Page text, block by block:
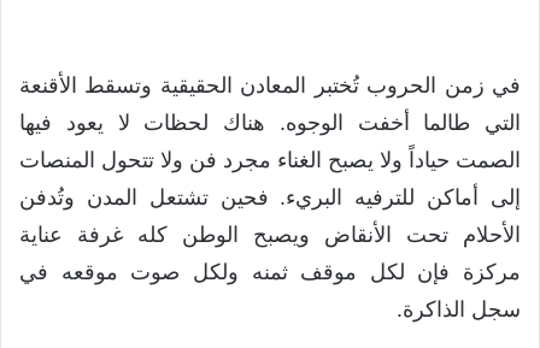
في زمن الحروب تُختبر المعادن الحقيقية وتسقط الأقنعة
التي طالما أخفت الوجوه. هناك لحظات لا يعود فيها
الصمت حياداً ولا يصبح الغناء مجرد فن ولا تتحول المنصات
إلى أماكن للترفيه البريء. فحين تشتعل المدن وتُدفن
الأحلام تحت الأنقاض ويصبح الوطن كله غرفة عناية
مركزة فإن لكل موقف ثمنه ولكل صوت موقعه في
سجل الذاكرة.